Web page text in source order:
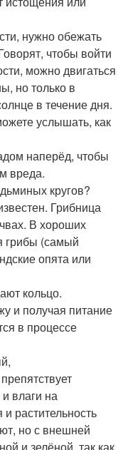
нужно обежать
чтобы войти
можно двигаться
но только в
в течение дня.
услышать, как
наперёд, чтобы
вреда.
кругов?
Грибница
В хороших
грибы (самый
опята или
кольцо.
и получая питание
в процессе
влаги на
растительность
но с внешней
и зелёной, так как